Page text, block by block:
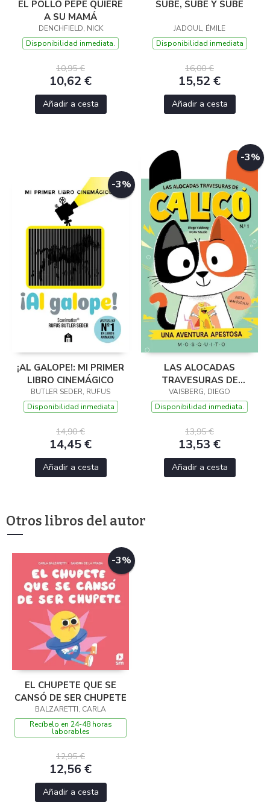
EL POLLO PEPE QUIERE
A SU MAMÁ
DENCHFIELD, NICK
Disponibilidad inmediata.
10,95 €
10,62 €
Añadir a cesta
SUBE, SUBE Y SUBE
JADOUL, ÉMILE
Disponibilidad inmediata
16,00 €
15,52 €
Añadir a cesta
-3%
¡AL GALOPE!: MI PRIMER
LIBRO CINEMÁGICO
BUTLER SEDER, RUFUS
Disponibilidad inmediata
14,90 €
14,45 €
Añadir a cesta
-3%
LAS ALOCADAS
TRAVESURAS DE
CALICÓ (N1)
VAISBERG, DIEGO
Disponibilidad inmediata.
13,95 €
13,53 €
Añadir a cesta
Otros libros del autor
-3%
EL CHUPETE QUE SE
CANSÓ DE SER CHUPETE
BALZARETTI, CARLA
Recíbelo en 24-48 horas
laborables
12,95 €
12,56 €
Añadir a cesta